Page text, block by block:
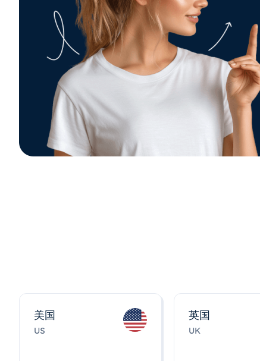
美国
US
英国
UK